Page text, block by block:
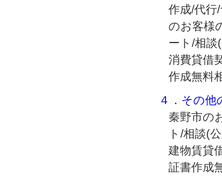
作成/代行
のお客様
ート/相談
消費貸借
作成無料
４．その他
秦野市の
ト/相談(
建物賃貸
証書作成